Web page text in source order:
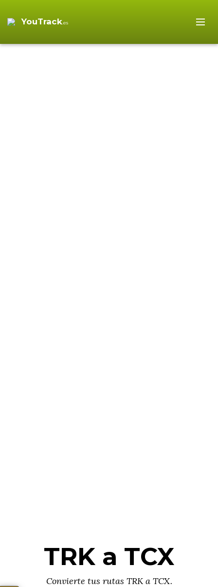
YouTrack.es
TRK a TCX
Convierte tus rutas TRK a TCX.